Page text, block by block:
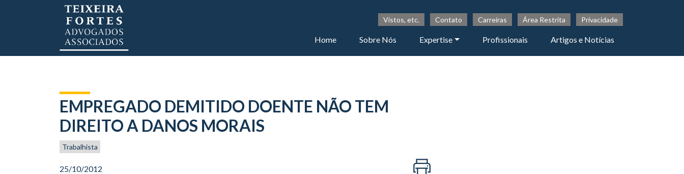
Vistos, etc. Contato Carreiras Área Restrita Privacidade
Home Sobre Nós Expertise Profissionais Artigos e Notícias
EMPREGADO DEMITIDO DOENTE NÃO TEM
DIREITO A DANOS MORAIS
Trabalhista
25/10/2012